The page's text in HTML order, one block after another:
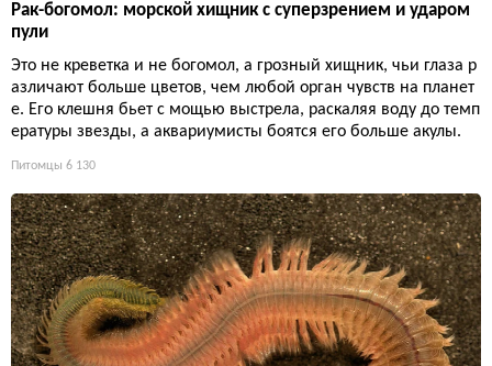
Рак-богомол: морской хищник с суперзрением и ударом
пули
Это не креветка и не богомол, а грозный хищник, чьи глаза р
азличают больше цветов, чем любой орган чувств на планет
е. Его клешня бьет с мощью выстрела, раскаляя воду до темп
ературы звезды, а аквариумисты боятся его больше акулы.
Питомцы 6 130